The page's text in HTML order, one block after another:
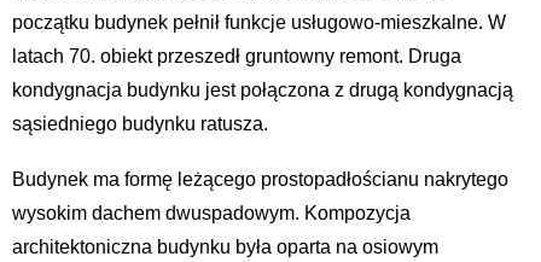
początku budynek pełnił funkcje usługowo-mieszkalne. W
latach 70. obiekt przeszedł gruntowny remont. Druga
kondygnacja budynku jest połączona z drugą kondygnacją
sąsiedniego budynku ratusza.
Budynek ma formę leżącego prostopadłościanu nakrytego
wysokim dachem dwuspadowym. Kompozycja
architektoniczna budynku była oparta na osiowym